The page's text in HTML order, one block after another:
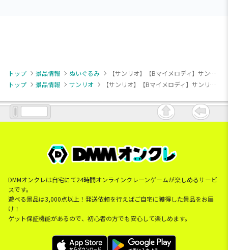
トップ 景品情報 ぬいぐるみ
【サンリオ】【Bマイメロディ】サンリオキャラクターズ スウィート・カラフルジャージドールBIGタイプ1
トップ
景品情報 サンリオ 【サンリオ】【Bマイメロディ】サンリオキャラクターズ スウィート・カラフルジャージドールBIGタイプ1
DMMオンクレは自宅にて24時間オンラインクレーンゲームが楽しめるサービ
スです。
遊べる景品は3,000点以上！発送依頼を行えばご自宅に獲得した景品をお届
け！
ゲット保証機能があるので、初心者の方でも安心して楽しめます。